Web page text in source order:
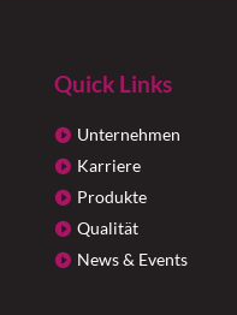
Quick Links
Unternehmen
Karriere
Produkte
Qualität
News & Events